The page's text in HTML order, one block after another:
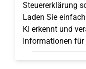
Steuererklärung
Laden Sie
KI erkennt und
Informationen für